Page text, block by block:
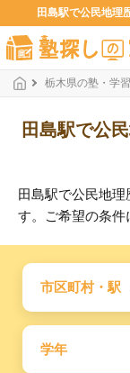
田島駅で公民地理
栃木県の塾・学
田島駅で公
田島駅で公民地
す。ご希望の条件
市区町村・駅
学年